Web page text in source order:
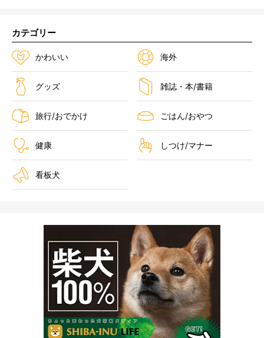
カテゴリー
かわいい 海外
グッズ 雑誌・本/書籍
旅行/おでかけ ごはん/おやつ
健康 しつけ/マナー
看板犬